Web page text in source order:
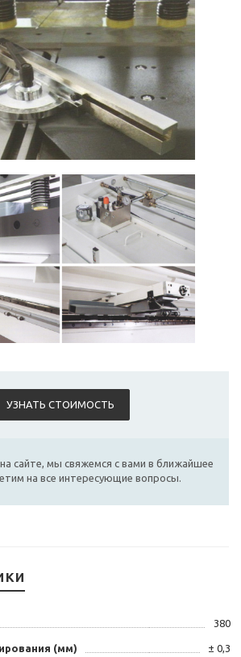
УЗНАТЬ СТОИМОСТЬ
сайте, мы свяжемся с вами в ближайшее
на все интересующие вопросы.
380
(мм) ± 0,3